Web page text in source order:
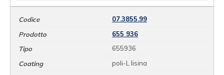
07.3855.99
655 936
655936
poli-L lisina